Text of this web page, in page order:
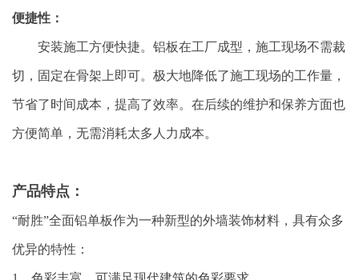
便捷性：
安装施工方便快捷。铝板在工厂成型，施工现场不需裁
切，固定在骨架上即可。极大地降低了施工现场的工作量，
节省了时间成本，提高了效率。在后续的维护和保养方面也
方便简单，无需消耗太多人力成本。
产品特点：
“耐胜”全面铝单板作为一种新型的外墙装饰材料，具有众多
优异的特性：